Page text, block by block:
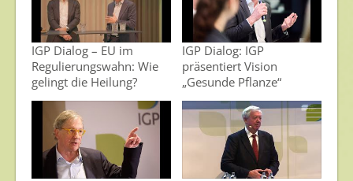
Integrierter Pflanzenschutz
In Haus & Garten
Geschichte des Pflanzenschutzes
Forschung & Entwicklung
Umweltschutz
Gesunde Nahrung
IGP Dialog – EU im
Regulierungswahn: Wie
gelingt die Heilung?
IGP Dialog: IGP
präsentiert Vision
„Gesunde Pflanze“